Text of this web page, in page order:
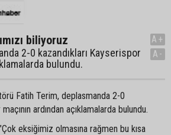
biliyoruz
2-0 kazandıkları Kayserispor
bulundu.
A+
A-
Fatih Terim, deplasmanda 2-0
ardından açıklamalarda bulundu.
eksiğimiz olmasına rağmen bu kısa